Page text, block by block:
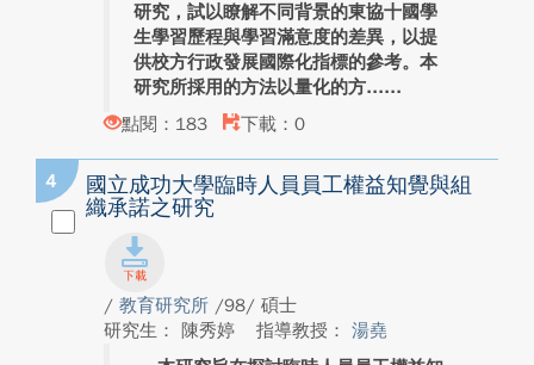
研究，試以瞭解不同背景的東協十國學
生學習歷程與學習滿意度的差異，以提
供校方行政發展國際化指標的參考。本
研究所採用的方法以量化的方...
點閱：183
下載：0
4
國立成功大學臨時人員員工權益知覺與組
織承諾之研究
/ 教育研究所 /98/ 碩士
研究生： 陳秀婷
指導教授： 湯堯